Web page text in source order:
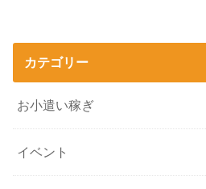
カテゴリー
お小遣い稼ぎ
イベント